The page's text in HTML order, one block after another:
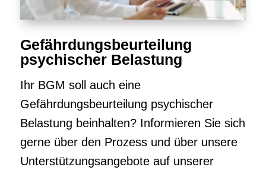
Gefährdungsbeurteilung
psychischer Belastung
Ihr BGM soll auch eine
Gefährdungsbeurteilung psychischer
Belastung beinhalten? Informieren Sie sich
gerne über den Prozess und über unsere
Unterstützungsangebote auf unserer